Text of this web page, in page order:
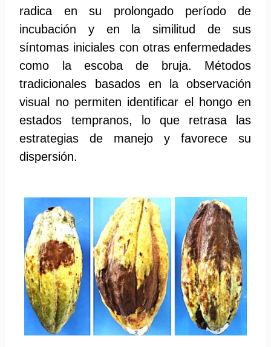
radica en su prolongado período de
incubación y en la similitud de sus
síntomas iniciales con otras enfermedades
como la escoba de bruja. Métodos
tradicionales basados en la observación
visual no permiten identificar el hongo en
estados tempranos, lo que retrasa las
estrategias de manejo y favorece su
dispersión.